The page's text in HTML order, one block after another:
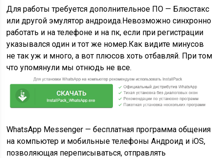
Для работы требуется дополнительное ПО — Блюстакс
или другой эмулятор андроида.Невозможно синхронно
работать и на телефоне и на пк, если при регистрации
указывался один и тот же номер.Как видите минусов
не так уж и много, а вот плюсов хоть отбавляй. При том
что упомянули мы отнюдь не все.
WhatsApp Messenger — бесплатная программа общения
на компьютер и мобильные телефоны Андроид и iOS,
позволяющая переписываться, отправлять